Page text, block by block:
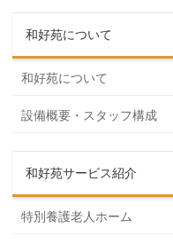
和好苑について
和好苑について
設備概要・スタッフ構成
和好苑サービス紹介
特別養護老人ホーム